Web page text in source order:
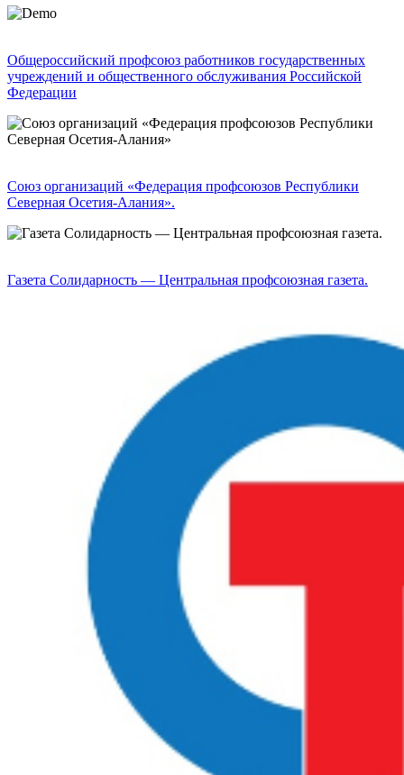
Общероссийский профсоюз работников государственных
учреждений и общественного обслуживания Российской
Федерации
Союз организаций «Федерация профсоюзов Республики
Северная Осетия-Алания».
Газета Солидарность — Центральная профсоюзная газета.